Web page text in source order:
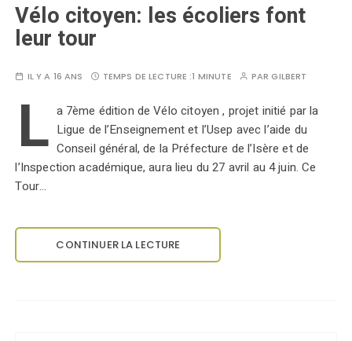
Vélo citoyen: les écoliers font
leur tour
IL Y A 16 ANS TEMPS DE LECTURE :1 MINUTE PARGILBERT
L a 7ème édition de Vélo citoyen , projet initié par la
Ligue de l’Enseignement et l’Usep avec l’aide du
Conseil général, de la Préfecture de l’Isère et de
l’Inspection académique, aura lieu du 27 avril au 4 juin. Ce
Tour…
CONTINUER LA LECTURE